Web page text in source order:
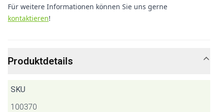
Für weitere Informationen können Sie uns gerne
kontaktieren!
Produktdetails
SKU
100370